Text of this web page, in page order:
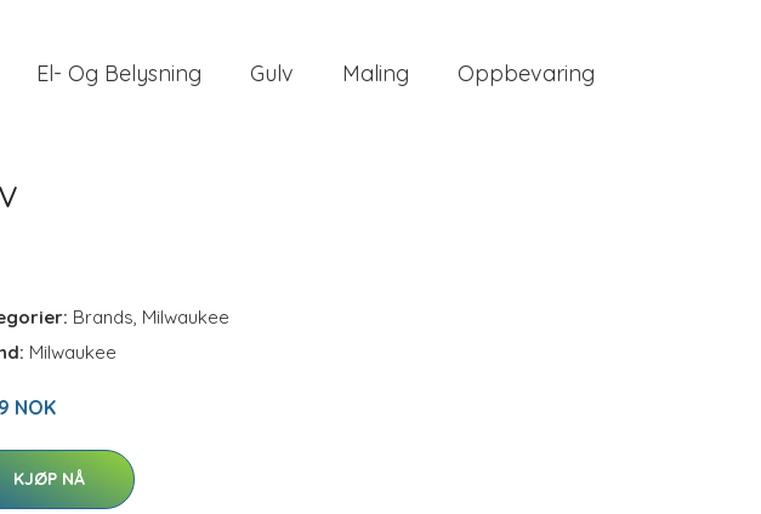
El- Og Belysning Gulv Maling Oppbevaring
Brands, Milwaukee
Milwaukee
NOK
KJØP NÅ